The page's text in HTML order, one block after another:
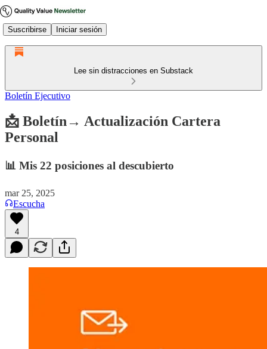
Suscribirse Iniciar sesión
Lee sin distracciones en Substack
Boletín Ejecutivo
📩 Boletín→ Actualización Cartera
Personal
📊 Mis 22 posiciones al descubierto
mar 25, 2025
Escucha
4